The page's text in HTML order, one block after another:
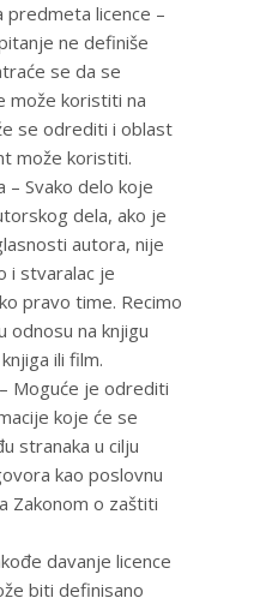
predmeta licence –
ne definiše
se da se
može koristiti na
se odrediti i oblast
može koristiti.
– Svako delo koje
dela, ako je
autora, nije
i stvaralac je
pravo time. Recimo
odnosu na knjigu
ili film.
Moguće je odrediti
koje će se
stranaka u cilju
kao poslovnu
Zakonom o zaštiti
davanje licence
biti definisano